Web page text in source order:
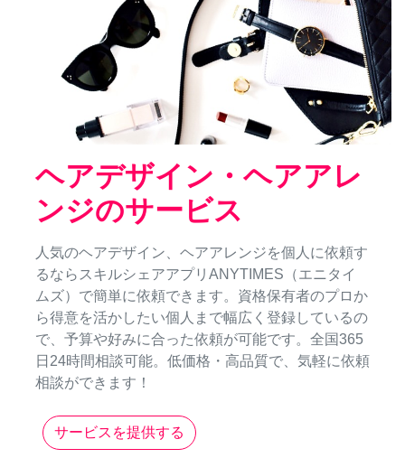
ヘアデザイン・ヘアアレ
ンジのサービス
人気のヘアデザイン、ヘアアレンジを個人に依頼す
るならスキルシェアアプリANYTIMES（エニタイ
ムズ）で簡単に依頼できます。資格保有者のプロか
ら得意を活かしたい個人まで幅広く登録しているの
で、予算や好みに合った依頼が可能です。全国365
日24時間相談可能。低価格・高品質で、気軽に依頼
相談ができます！
サービスを提供する